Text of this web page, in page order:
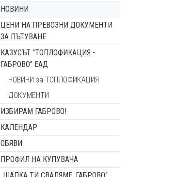
НОВИНИ
ЦЕНИ НА ПРЕВОЗНИ ДОКУМЕНТИ
ЗА ПЪТУВАНЕ
КАЗУСЪТ "ТОПЛОФИКАЦИЯ -
ГАБРОВО" ЕАД
НОВИНИ за ТОПЛОФИКАЦИЯ
ДОКУМЕНТИ
ИЗБИРАМ ГАБРОВО!
КАЛЕНДАР
ОБЯВИ
ПРОФИЛ НА КУПУВАЧА